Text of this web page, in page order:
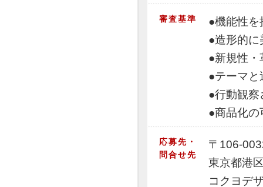
審査基準
●機能性を
●造形的に
●新規性・
●テーマと
●行動観察
●商品化の
応募先・
問合せ先
〒106-
東京都港
コクヨデ